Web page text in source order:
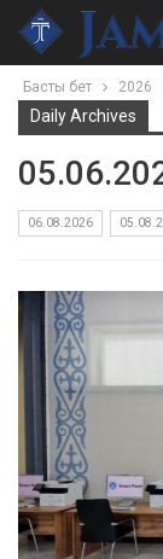
Басты бет 2026
Daily Archives
06.08.2026